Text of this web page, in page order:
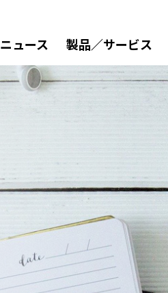
ニュース 製品／サービス